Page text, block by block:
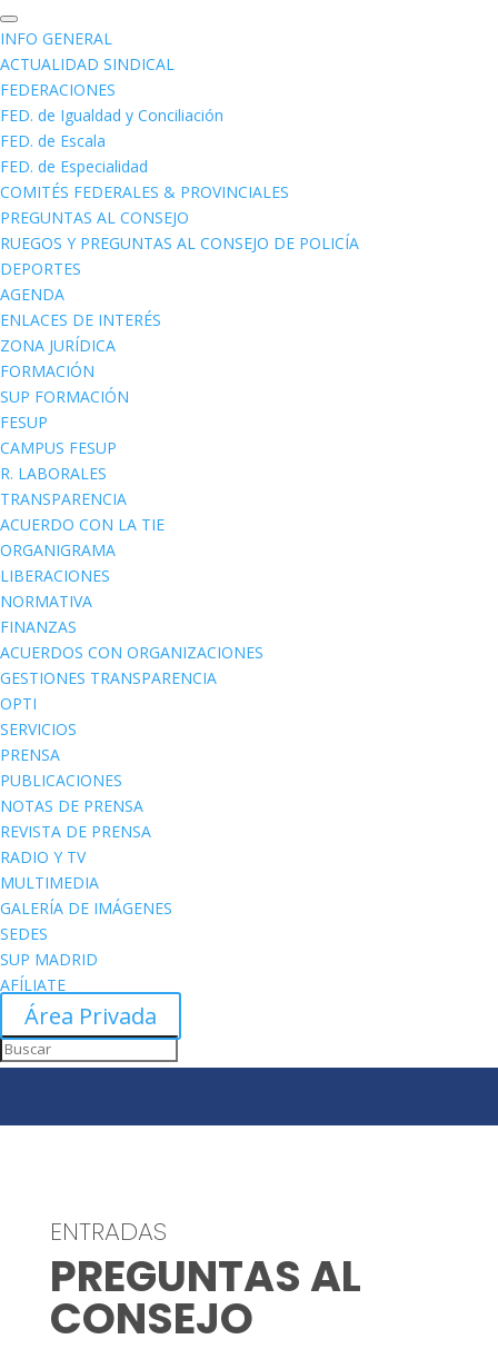
INFO GENERAL
ACTUALIDAD SINDICAL
FEDERACIONES
FED. de Igualdad y Conciliación
FED. de Escala
FED. de Especialidad
COMITÉS FEDERALES & PROVINCIALES
PREGUNTAS AL CONSEJO
RUEGOS Y PREGUNTAS AL CONSEJO DE POLICÍA
DEPORTES
AGENDA
ENLACES DE INTERÉS
ZONA JURÍDICA
FORMACIÓN
SUP FORMACIÓN
FESUP
CAMPUS FESUP
R. LABORALES
TRANSPARENCIA
ACUERDO CON LA TIE
ORGANIGRAMA
LIBERACIONES
NORMATIVA
FINANZAS
ACUERDOS CON ORGANIZACIONES
GESTIONES TRANSPARENCIA
OPTI
SERVICIOS
PRENSA
PUBLICACIONES
NOTAS DE PRENSA
REVISTA DE PRENSA
RADIO Y TV
MULTIMEDIA
GALERÍA DE IMÁGENES
SEDES
SUP MADRID
AFÍLIATE
Área Privada
ENTRADAS
PREGUNTAS AL
CONSEJO